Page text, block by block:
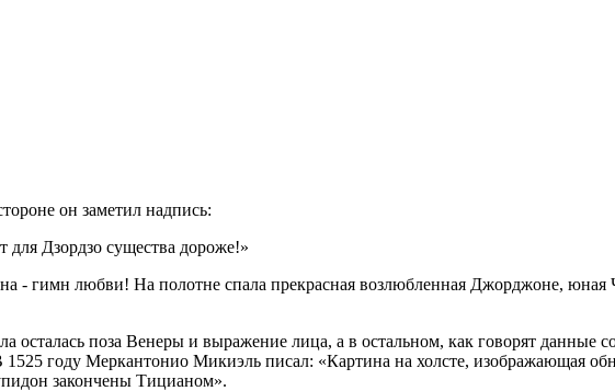
он заметил надпись:
для Дзордзо существа дороже!»
- гимн любви! На полотне спала прекрасная возлюбленная Джорджоне,
осталась поза Венеры и выра­жение лица, а в остальном, как говорят данные
году Меркантонио Микиэль писал: «Картина на холсте, изображающая
закончены Тицианом».